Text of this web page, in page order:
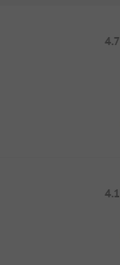
4.7
4.1